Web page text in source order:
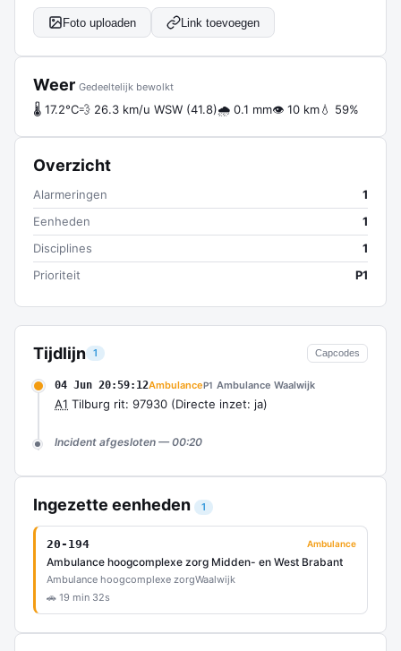
Tijdlijn 1 Capcodes
04 Jun 20:59:12AmbulanceP1 Ambulance Waalwijk
A1 Tilburg rit: 97930 (Directe inzet: ja)
Incident afgesloten — 00:20
Ingezette eenheden 1
20-194 Ambulance
Ambulance hoogcomplexe zorg Midden- en West Brabant
Ambulance hoogcomplexe zorgWaalwijk
🚗 19 min 32s
Foto uploaden Link toevoegen
Weer Gedeeltelijk bewolkt
🌡 17.2°C💨 26.3 km/u WSW (41.8)🌧 0.1 mm👁 10 km💧 59%
Overzicht
Alarmeringen
1
Eenheden
1
Disciplines
1
Prioriteit
P1